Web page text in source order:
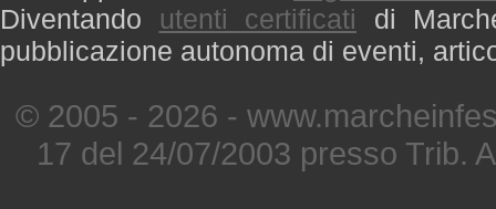
Diventando utenti certificati di
pubblicazione autonoma di eventi,
© 2005 - 2026 -
17 del 24/07/2003 presso Trib.